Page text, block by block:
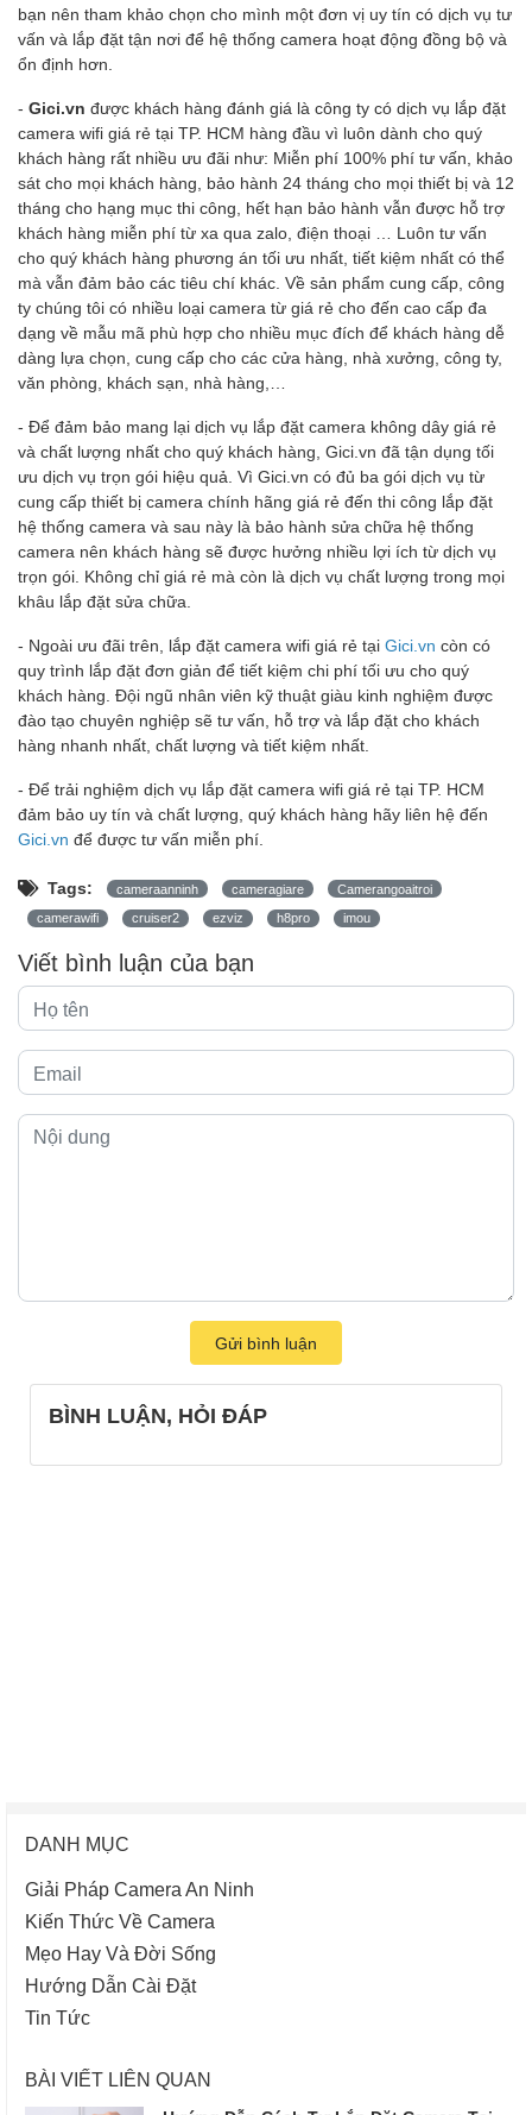
bạn nên tham khảo chọn cho mình một đơn vị uy tín có dịch vụ tư
vấn và lắp đặt tận nơi để hệ thống camera hoạt động đồng bộ và
ổn định hơn.
- Gici.vn được khách hàng đánh giá là công ty có dịch vụ lắp đặt
camera wifi giá rẻ tại TP. HCM hàng đầu vì luôn dành cho quý
khách hàng rất nhiều ưu đãi như: Miễn phí 100% phí tư vấn, khảo
sát cho mọi khách hàng, bảo hành 24 tháng cho mọi thiết bị và 12
tháng cho hạng mục thi công, hết hạn bảo hành vẫn được hỗ trợ
khách hàng miễn phí từ xa qua zalo, điện thoại … Luôn tư vấn
cho quý khách hàng phương án tối ưu nhất, tiết kiệm nhất có thể
mà vẫn đảm bảo các tiêu chí khác. Về sản phẩm cung cấp, công
ty chúng tôi có nhiều loại camera từ giá rẻ cho đến cao cấp đa
dạng về mẫu mã phù hợp cho nhiều mục đích để khách hàng dễ
dàng lựa chọn, cung cấp cho các cửa hàng, nhà xưởng, công ty,
văn phòng, khách sạn, nhà hàng,…
- Để đảm bảo mang lại dịch vụ lắp đặt camera không dây giá rẻ
và chất lượng nhất cho quý khách hàng, Gici.vn đã tận dụng tối
ưu dịch vụ trọn gói hiệu quả. Vì Gici.vn có đủ ba gói dịch vụ từ
cung cấp thiết bị camera chính hãng giá rẻ đến thi công lắp đặt
hệ thống camera và sau này là bảo hành sửa chữa hệ thống
camera nên khách hàng sẽ được hưởng nhiều lợi ích từ dịch vụ
trọn gói. Không chỉ giá rẻ mà còn là dịch vụ chất lượng trong mọi
khâu lắp đặt sửa chữa.
- Ngoài ưu đãi trên, lắp đặt camera wifi giá rẻ tại Gici.vn còn có
quy trình lắp đặt đơn giản để tiết kiệm chi phí tối ưu cho quý
khách hàng. Đội ngũ nhân viên kỹ thuật giàu kinh nghiệm được
đào tạo chuyên nghiệp sẽ tư vấn, hỗ trợ và lắp đặt cho khách
hàng nhanh nhất, chất lượng và tiết kiệm nhất.
- Để trải nghiệm dịch vụ lắp đặt camera wifi giá rẻ tại TP. HCM
đảm bảo uy tín và chất lượng, quý khách hàng hãy liên hệ đến
Gici.vn để được tư vấn miễn phí.
Tags: cameraanninh cameragiare Camerangoaitroi
camerawifi cruiser2 ezviz h8pro imou
Viết bình luận của bạn
Gửi bình luận
BÌNH LUẬN, HỎI ĐÁP
DANH MỤC
Giải Pháp Camera An Ninh
Kiến Thức Về Camera
Mẹo Hay Và Đời Sống
Hướng Dẫn Cài Đặt
Tin Tức
BÀI VIẾT LIÊN QUAN